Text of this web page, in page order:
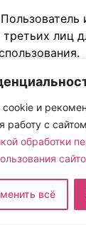
и
работу с
обработки
всё
лиц
на их